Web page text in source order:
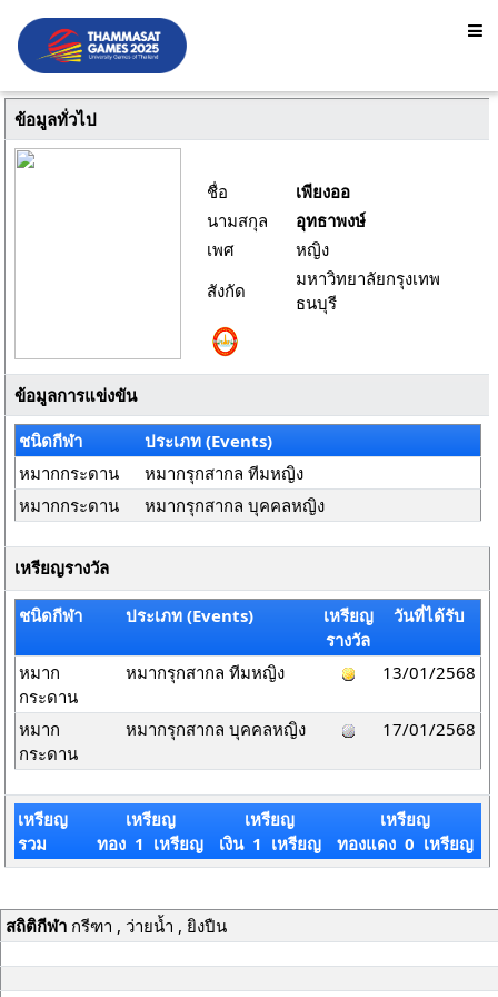
ข้อมูลทั่วไป
ชื่อ
เพียงออ
นามสกุล
อุทธาพงษ์
เพศ
หญิง
สังกัด
มหาวิทยาลัยกรุงเทพ
ธนบุรี
ข้อมูลการแข่งขัน
ชนิดกีฬา
ประเภท (Events)
หมากกระดาน
หมากรุกสากล ทีมหญิง
หมากกระดาน
หมากรุกสากล บุคคลหญิง
เหรียญรางวัล
ชนิดกีฬา ประเภท (Events)
เหรียญ
รางวัล
วันที่ได้รับ
หมาก
กระดาน
หมากรุกสากล ทีมหญิง 13/01/2568
หมาก
กระดาน
หมากรุกสากล บุคคลหญิง 17/01/2568
เหรียญ
รวม
เหรียญ
ทอง 1 เหรียญ
เหรียญ
เงิน 1 เหรียญ
เหรียญ
ทองแดง 0 เหรียญ
สถิติกีฬากรีฑา , ว่ายน้ำ , ยิงปืน